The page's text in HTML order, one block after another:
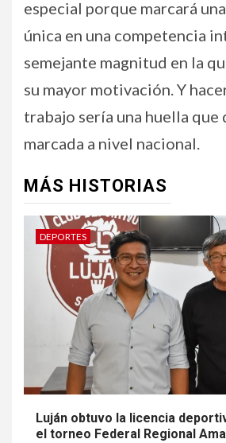
especial porque marcará
única en una competencia
semejante magnitud en la
su mayor motivación. Y
trabajo sería una huella que
marcada a nivel nacional.
MÁS HISTORIAS
DEPORTES
Luján obtuvo la licencia
el torneo Federal Regional